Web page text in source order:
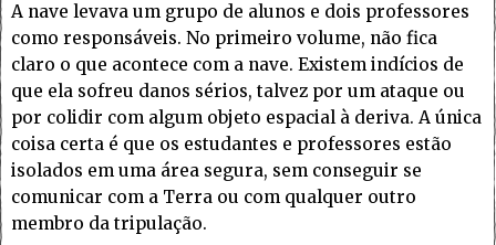
A nave levava um grupo de alunos e dois professores
como responsáveis. No primeiro volume, não fica
claro o que acontece com a nave. Existem indícios de
que ela sofreu danos sérios, talvez por um ataque ou
por colidir com algum objeto espacial à deriva. A única
coisa certa é que os estudantes e professores estão
isolados em uma área segura, sem conseguir se
comunicar com a Terra ou com qualquer outro
membro da tripulação.